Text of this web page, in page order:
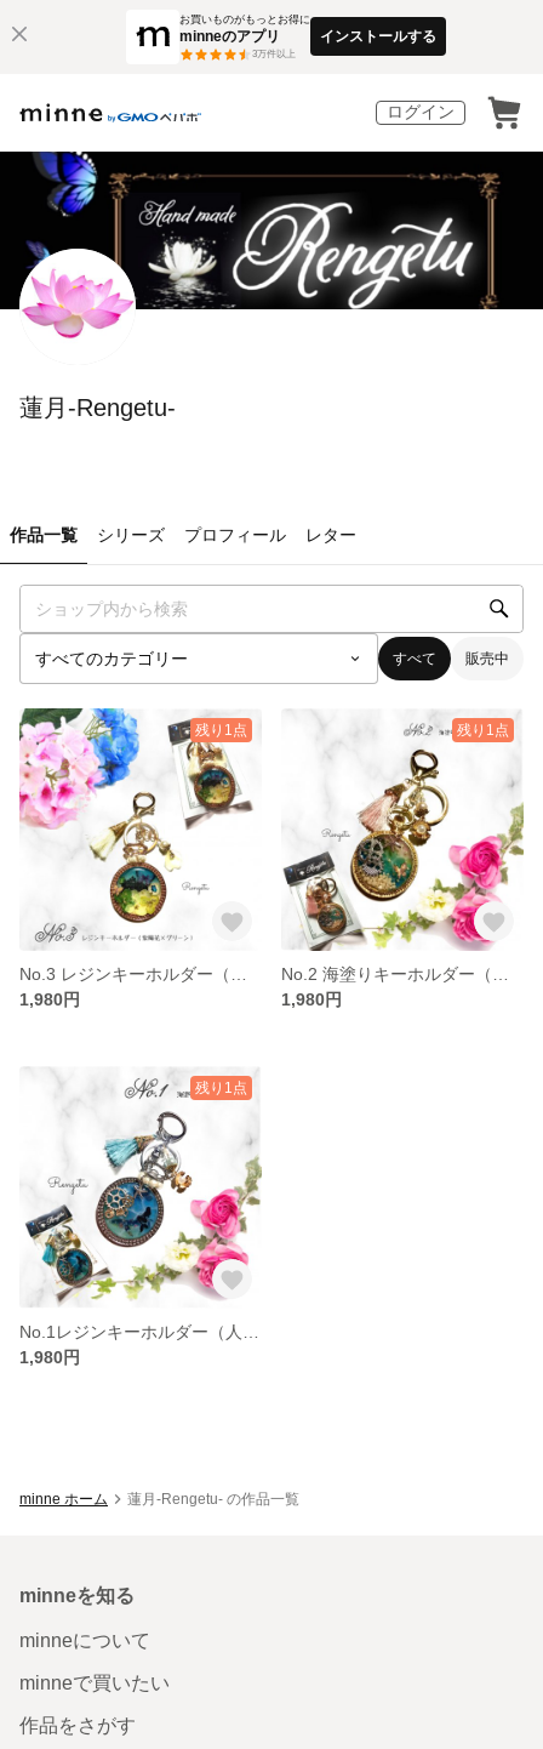
お買いものがもっとお得に
minneのアプリ
3万件以上
インストールする
ログイン
蓮月-Rengetu-
作品一覧 シリーズ プロフィール レター
すべて 販売中
残り1点
1,980円
残り1点
1,980円
残り1点
1,980円
minne ホーム 蓮月-Rengetu- の作品一覧
minneを知る
minneについて
minneで買いたい
作品をさがす